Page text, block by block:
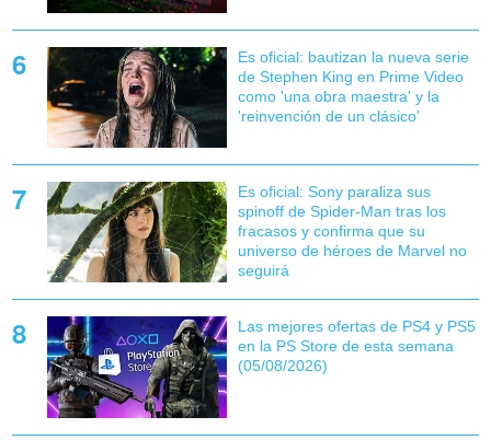
Es oficial: bautizan la nueva serie
de Stephen King en Prime Video
como 'una obra maestra' y la
'reinvención de un clásico'
Es oficial: Sony paraliza sus
spinoff de Spider-Man tras los
fracasos y confirma que su
universo de héroes de Marvel no
seguirá
Las mejores ofertas de PS4 y PS5
en la PS Store de esta semana
(05/08/2026)